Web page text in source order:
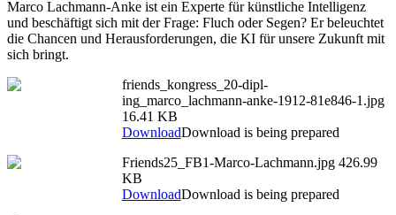
Marco Lachmann-Anke ist ein Experte für künstliche Intelligenz
und beschäftigt sich mit der Frage: Fluch oder Segen? Er beleuchtet
die Chancen und Herausforderungen, die KI für unsere Zukunft mit
sich bringt.
friends_kongress_20-dipl-
ing_marco_lachmann-anke-1912-81e846-1.jpg
16.41 KB
DownloadDownload is being prepared
Friends25_FB1-Marco-Lachmann.jpg 426.99
KB
DownloadDownload is being prepared